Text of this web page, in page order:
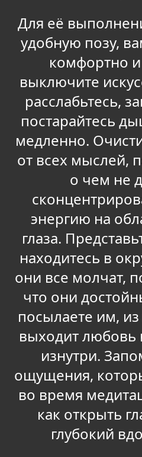
Для её
удобную позу,
комфортно
выключите
расслабьтесь,
постарайтесь
медленно.
от всех мыслей,
о чем не
энергию на
глаза.
находитесь в
они все молчат,
что они
посылаете им,
выходит любовь
изнутри.
ощущения,
во время
как открыть
глубокий